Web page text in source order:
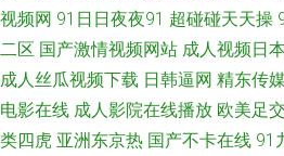
友页面 午夜老湿机 亚洲乱轮小说网 成人免
色屋国产 亚洲女性黄页网站 黄色免费小电
日更新 97超碰人人搞 成人毛片网址 韩国无
视频网 91日日夜夜91 超碰碰天天操
二区 国产激情视频网站 成人视频日本
成人丝瓜视频下载 日韩逼网 精东传
电影在线 成人影院在线播放 欧美足
类四虎 亚洲东京热 国产不卡在线 91